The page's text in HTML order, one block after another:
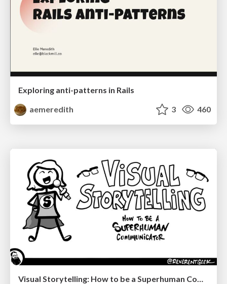
Exploring anti-patterns in Rails
aemeredith
3 460
Visual Storytelling: How to be a Superhuman Communicator